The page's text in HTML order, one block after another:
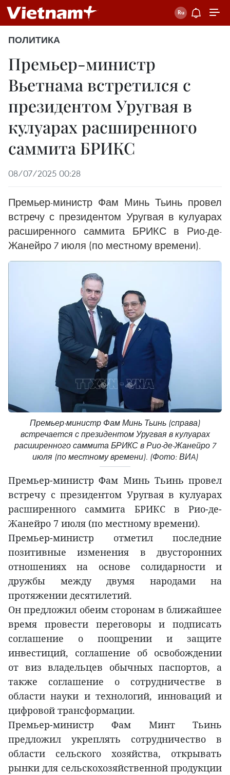
ПОЛИТИКА
Премьер-министр
Вьетнама встретился с
президентом Уругвая в
кулуарах расширенного
саммита БРИКС
08/07/2025 00:28
Премьер-министр Фам Минь Тьинь провел
встречу с президентом Уругвая в кулуарах
расширенного саммита БРИКС в Рио-де-
Жанейро 7 июля (по местному времени).
Премьер-министр Фам Минь Тьинь (справа)
встречается с президентом Уругвая в кулуарах
расширенного саммита БРИКС в Рио-де-Жанейро 7
июля (по местному времени). (Фото: ВИA)
Премьер-министр Фам Минь Тьинь провел
встречу с президентом Уругвая в кулуарах
расширенного саммита БРИКС в Рио-де-
Жанейро 7 июля (по местному времени).
Премьер-министр отметил последние
позитивные изменения в двусторонних
отношениях на основе солидарности и
дружбы между двумя народами на
протяжении десятилетий.
Он предложил обеим сторонам в ближайшее
время провести переговоры и подписать
соглашение о поощрении и защите
инвестиций, соглашение об освобождении
от виз владельцев обычных паспортов, а
также соглашение о сотрудничестве в
области науки и технологий, инноваций и
цифровой трансформации.
Премьер-министр Фам Минт Тьинь
предложил укреплять сотрудничество в
области сельского хозяйства, открывать
рынки для сельскохозяйственной продукции